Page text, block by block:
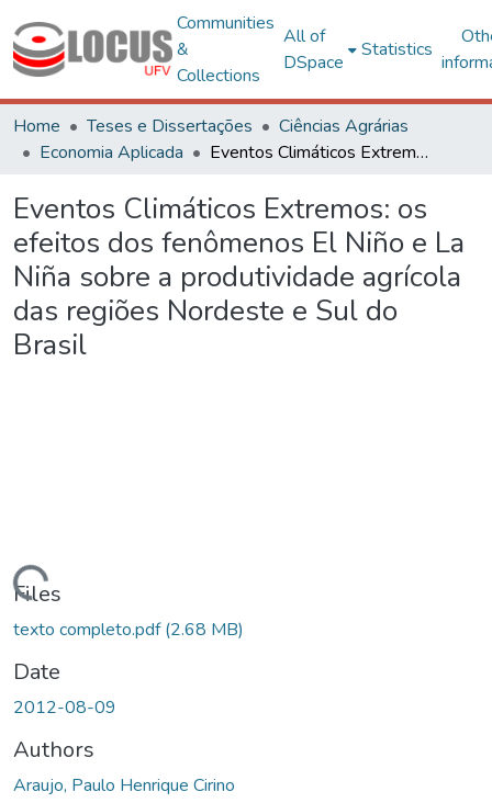
Communities
&
Collections
All of
DSpace
Statistics
Home Teses e Dissertações
Ciências Agrárias
Economia Aplicada
Eventos Climáticos Extremos: os efeitos dos fenômenos El Niño e La Niña sobre a produtividade agrícola das regiões Nordeste e Sul do Brasil
Eventos Climáticos Extremos: os
efeitos dos fenômenos El Niño e La
Niña sobre a produtividade agrícola
das regiões Nordeste e Sul do
Brasil
Files
texto completo.pdf(2.68 MB)
Date
2012-08-09
Authors
Araujo, Paulo Henrique Cirino